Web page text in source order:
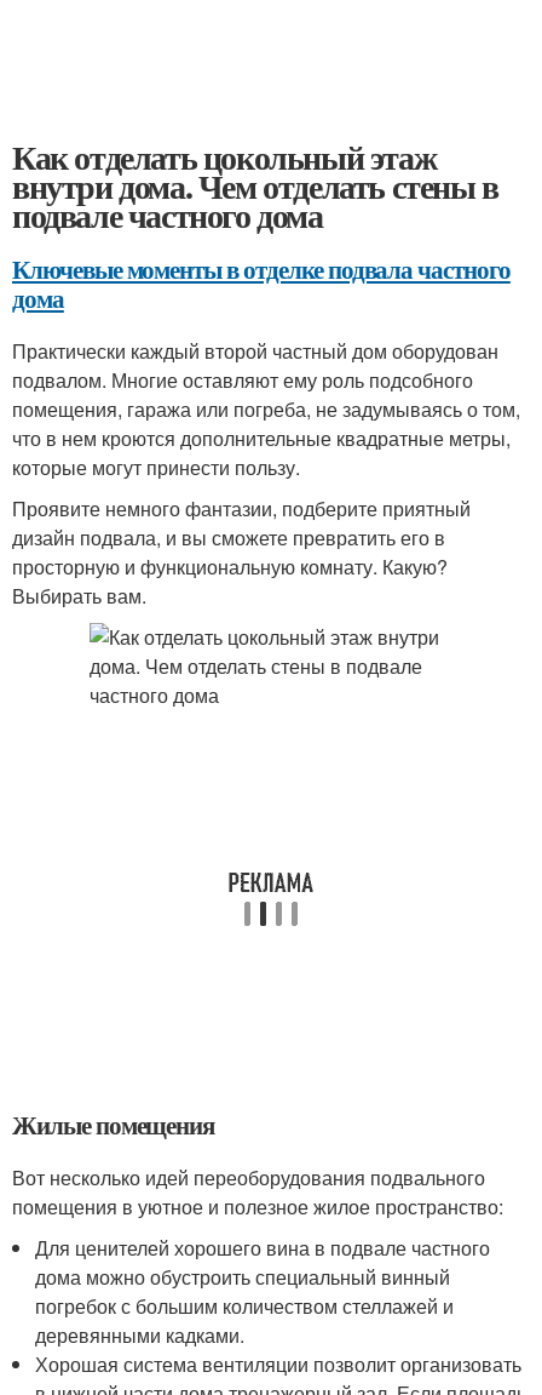
Как отделать цокольный этаж
внутри дома. Чем отделать стены в
подвале частного дома
Ключевые моменты в отделке подвала частного
дома
Практически каждый второй частный дом оборудован
подвалом. Многие оставляют ему роль подсобного
помещения, гаража или погреба, не задумываясь о том,
что в нем кроются дополнительные квадратные метры,
которые могут принести пользу.
Проявите немного фантазии, подберите приятный
дизайн подвала, и вы сможете превратить его в
просторную и функциональную комнату. Какую?
Выбирать вам.
Жилые помещения
Вот несколько идей переоборудования подвального
помещения в уютное и полезное жилое пространство:
Для ценителей хорошего вина в подвале частного
дома можно обустроить специальный винный
погребок с большим количеством стеллажей и
деревянными кадками.
Хорошая система вентиляции позволит организовать